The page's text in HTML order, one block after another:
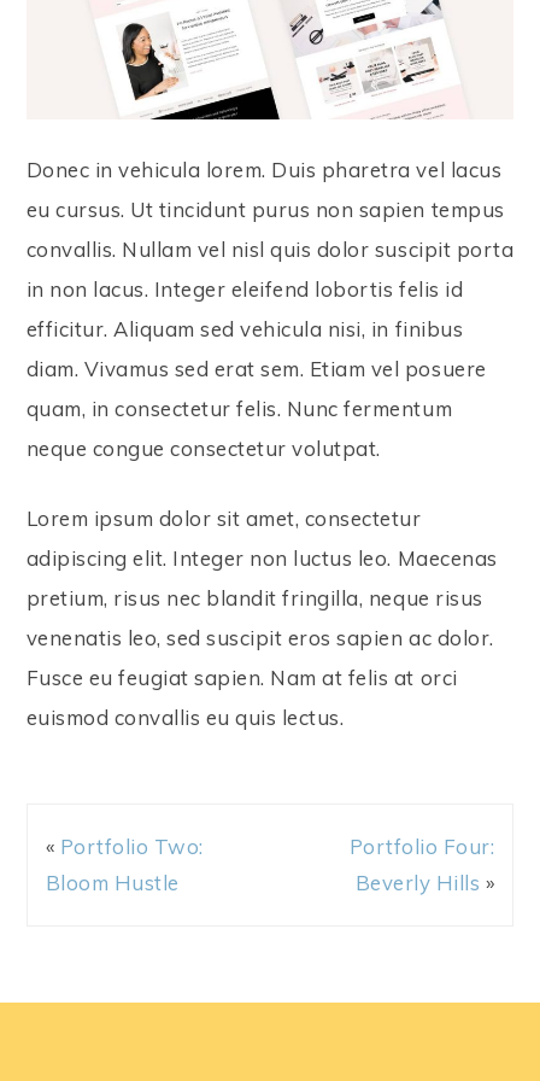
Donec in vehicula lorem. Duis pharetra vel lacus
eu cursus. Ut tincidunt purus non sapien tempus
convallis. Nullam vel nisl quis dolor suscipit porta
in non lacus. Integer eleifend lobortis felis id
efficitur. Aliquam sed vehicula nisi, in finibus
diam. Vivamus sed erat sem. Etiam vel posuere
quam, in consectetur felis. Nunc fermentum
neque congue consectetur volutpat.
Lorem ipsum dolor sit amet, consectetur
adipiscing elit. Integer non luctus leo. Maecenas
pretium, risus nec blandit fringilla, neque risus
venenatis leo, sed suscipit eros sapien ac dolor.
Fusce eu feugiat sapien. Nam at felis at orci
euismod convallis eu quis lectus.
« Portfolio Two:
Bloom Hustle
Portfolio Four:
Beverly Hills »